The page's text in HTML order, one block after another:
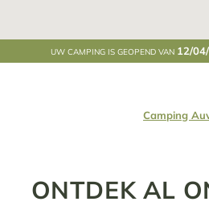
UW CAMPING IS GEOPEND VAN 12/
Camping
ONTDEK AL